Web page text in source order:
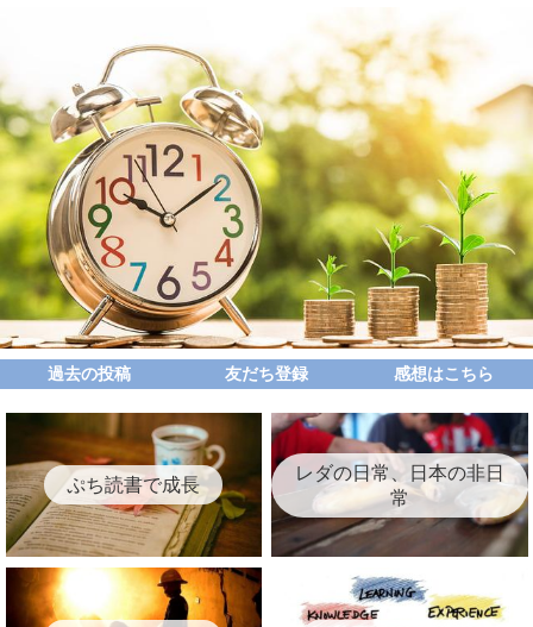
過去の投稿 友だち登録 感想はこちら
ぷち読書で成長
レダの日常、日本の非日
常